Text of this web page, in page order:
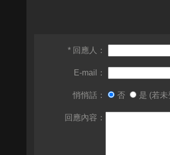
* 回應人：
E-mail：
悄悄話： 否 是 (若
回應內容：